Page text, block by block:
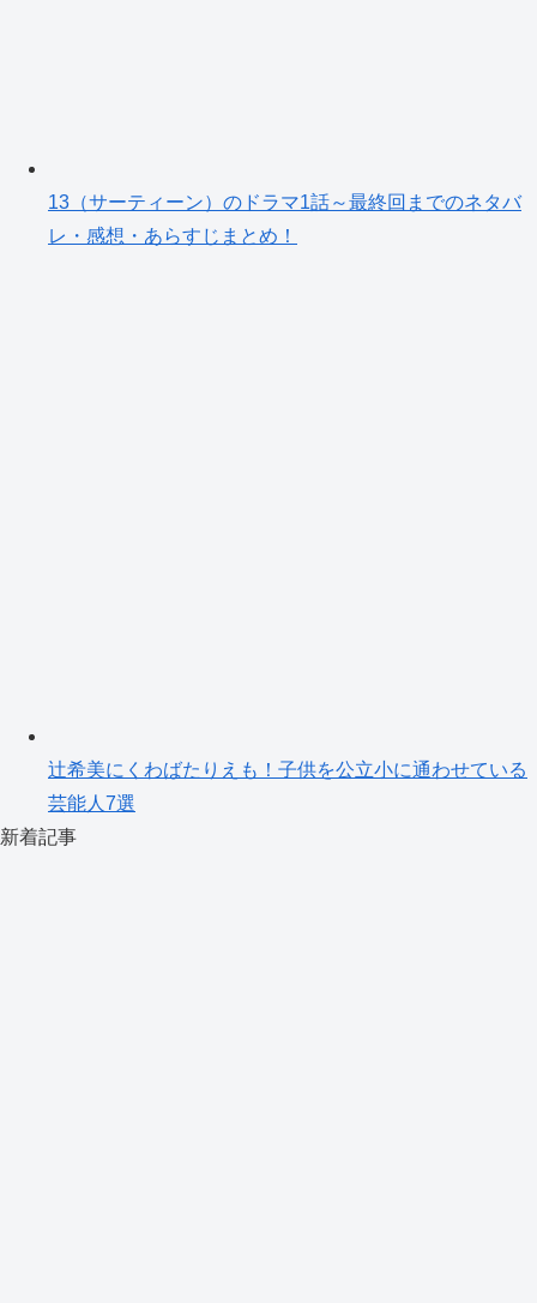
13（サーティーン）のドラマ1話～最終回までのネタバ
レ・感想・あらすじまとめ！
辻希美にくわばたりえも！子供を公立小に通わせている
芸能人7選
新着記事